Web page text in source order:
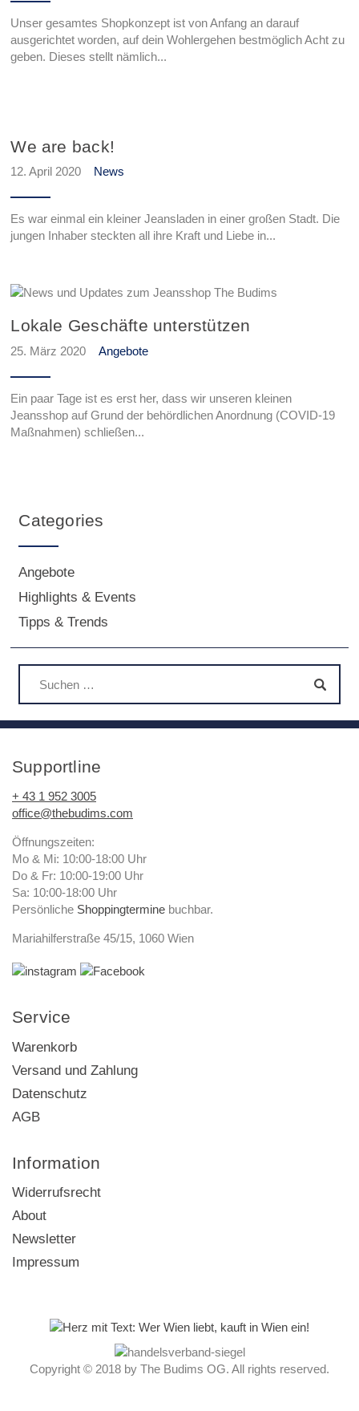
Unser gesamtes Shopkonzept ist von Anfang an darauf
ausgerichtet worden, auf dein Wohlergehen bestmöglich Acht zu
geben. Dieses stellt nämlich...
We are back!
12. April 2020 News
Es war einmal ein kleiner Jeansladen in einer großen Stadt. Die
jungen Inhaber steckten all ihre Kraft und Liebe in...
Lokale Geschäfte unterstützen
25. März 2020 Angebote
Ein paar Tage ist es erst her, dass wir unseren kleinen
Jeansshop auf Grund der behördlichen Anordnung (COVID-19
Maßnahmen) schließen...
Categories
Angebote
Highlights & Events
Tipps & Trends
Supportline
+ 43 1 952 3005
office@thebudims.com
Öffnungszeiten:
Mo & Mi: 10:00-18:00 Uhr
Do & Fr: 10:00-19:00 Uhr
Sa: 10:00-18:00 Uhr
Persönliche Shoppingtermine buchbar.
Mariahilferstraße 45/15, 1060 Wien
Service
Warenkorb
Versand und Zahlung
Datenschutz
AGB
Information
Widerrufsrecht
About
Newsletter
Impressum
Copyright © 2018 by The Budims OG. All rights reserved.